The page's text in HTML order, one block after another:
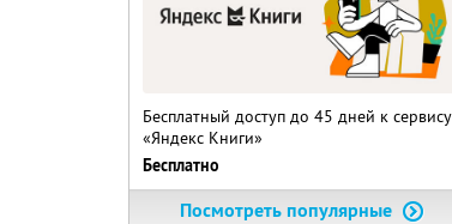
Бесплатный доступ до 45 дней к сервису
«Яндекс Книги»
Бесплатно
Посмотреть популярные